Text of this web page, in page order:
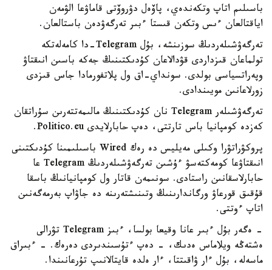
باسىلىم اتاپ وتكەندەي، پاۆەل دۋروۆتى قاماۋعا الۋمەن
اياقتالعان ءىس وتكەن قىستا ءبىر تەرگەۋدەن باستالعان.
تەرگەۋشىلەردىڭ سوزىنشە، بۇل Telegram-دا كامەلەتكە
تولماعان قىزداردى قۋدالاعان كۇدىكتىنىڭ جەكە باسىن انىقتاۋ
وپەراتسياسى بولدى. سونداي-اق ول پلاتفورمادا جاس قىزدى
زورلاعانىن مويىندادى.
تەرگەۋشىلەر Telegram نان كۇدىكتىنىڭ مالىمەتتەرىن سۇراتقان
كەزدە كومپانيا باس تارتتى، دەپ حابارلايدى Politico.eu.
پروكۋراتۋرا وكىلى مەيليس دە رەك Wired باسىلىمىنا كۇدىكتىنى
انىقتاۋعا كومەكتەسۋ ءۇشىن تەرگەۋشىلەردىڭ Telegram عا
حابارلاسقانىن راستادى. سونىمەن قاتار ول كومپانيانىڭ باسقا
قۇقىق قورعاۋ ورگاندارىنىڭ وتىنىشتەرىنە دە جاۋاپ بەرمەگەنىن
اتاپ ءوتتى.
- ەگەر بۇل ءبىر عانا وقيعا بولسا، ءبىز Telegram تۋرالى
ەشتەڭە ويلاماس ەدىك، - دەپ ءتۇسىندىردى دەرەك. - ءبىراق
ماسەلە، بۇل ءار ۋاقىتتا، ءار ەلدە قايتالانىپ تۇرعانىندا.